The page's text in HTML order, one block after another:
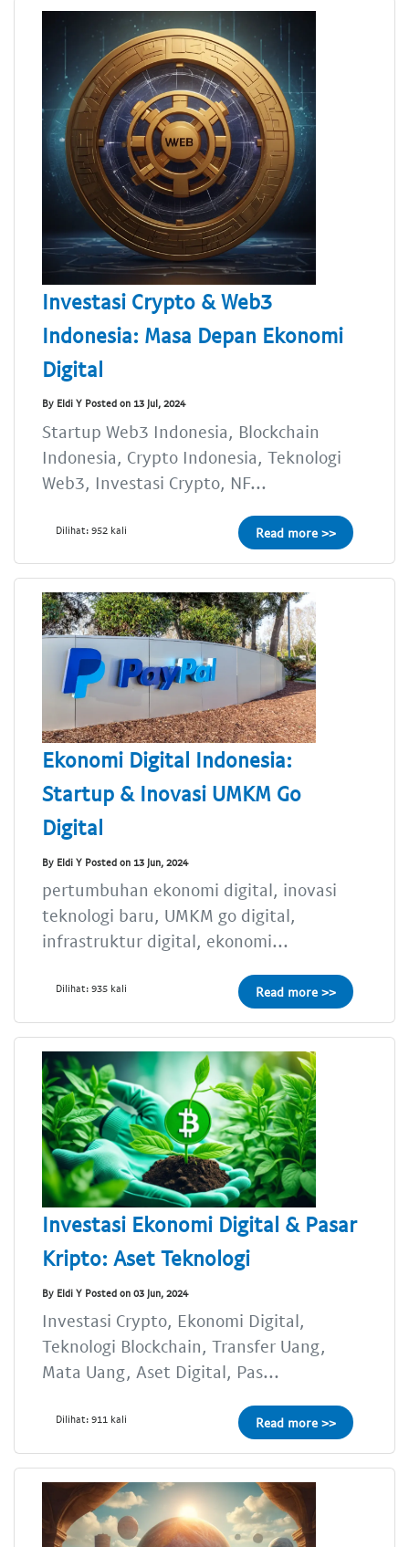
Investasi Crypto & Web3
Indonesia: Masa Depan Ekonomi
Digital
By Eldi Y Posted on 13 Jul, 2024
Startup Web3 Indonesia, Blockchain
Indonesia, Crypto Indonesia, Teknologi
Web3, Investasi Crypto, NF...
Dilihat: 952 kali Read more >>
Ekonomi Digital Indonesia:
Startup & Inovasi UMKM Go
Digital
By Eldi Y Posted on 13 Jun, 2024
pertumbuhan ekonomi digital, inovasi
teknologi baru, UMKM go digital,
infrastruktur digital, ekonomi...
Dilihat: 935 kali Read more >>
Investasi Ekonomi Digital & Pasar
Kripto: Aset Teknologi
By Eldi Y Posted on 03 Jun, 2024
Investasi Crypto, Ekonomi Digital,
Teknologi Blockchain, Transfer Uang,
Mata Uang, Aset Digital, Pas...
Dilihat: 911 kali Read more >>